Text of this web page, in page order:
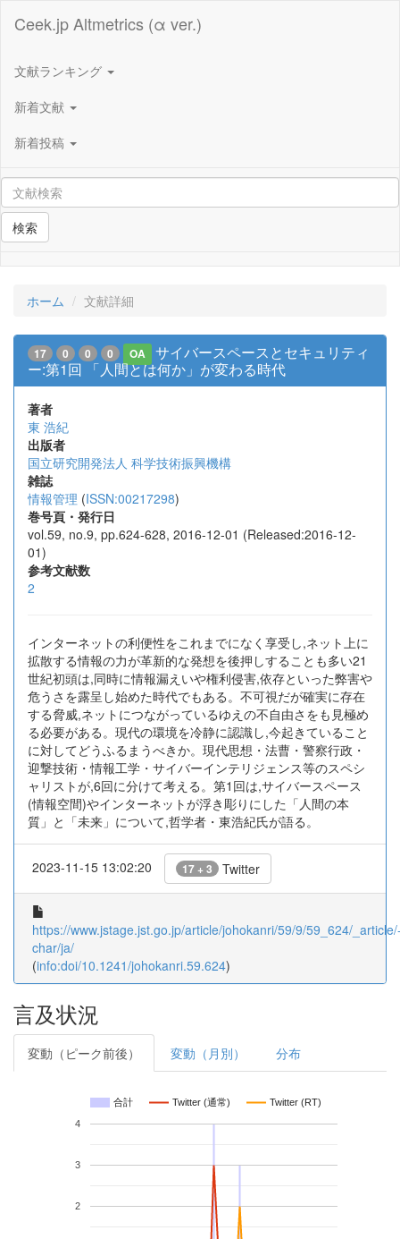
Ceek.jp Altmetrics (α ver.)
文献ランキング
新着文献
新着投稿
検索
ホーム 文献詳細
17 0 0 0 OA
サイバースペースとセキュリティ
ー:第1回 「人間とは何か」が変わる時代
著者
東 浩紀
出版者
国立研究開発法人 科学技術振興機構
雑誌
情報管理 (ISSN:00217298)
巻号頁・発行日
vol.59, no.9, pp.624-628, 2016-12-01 (Released:2016-12-
01)
参考文献数
2
インターネットの利便性をこれまでになく享受し,ネット上に
拡散する情報の力が革新的な発想を後押しすることも多い21
世紀初頭は,同時に情報漏えいや権利侵害,依存といった弊害や
危うさを露呈し始めた時代でもある。不可視だが確実に存在
する脅威,ネットにつながっているゆえの不自由さをも見極め
る必要がある。現代の環境を冷静に認識し,今起きていること
に対してどうふるまうべきか。現代思想・法曹・警察行政・
迎撃技術・情報工学・サイバーインテリジェンス等のスペシ
ャリストが,6回に分けて考える。第1回は,サイバースペース
(情報空間)やインターネットが浮き彫りにした「人間の本
質」と「未来」について,哲学者・東浩紀氏が語る。
2023-11-15 13:02:20 17 + 3 Twitter
https://www.jstage.jst.go.jp/article/johokanri/59/9/59_624/
char/ja/
(info:doi/10.1241/johokanri.59.624)
言及状況
変動（ピーク前後） 変動（月別） 分布
合計 Twitter (通常) Twitter (RT)
2
3
4